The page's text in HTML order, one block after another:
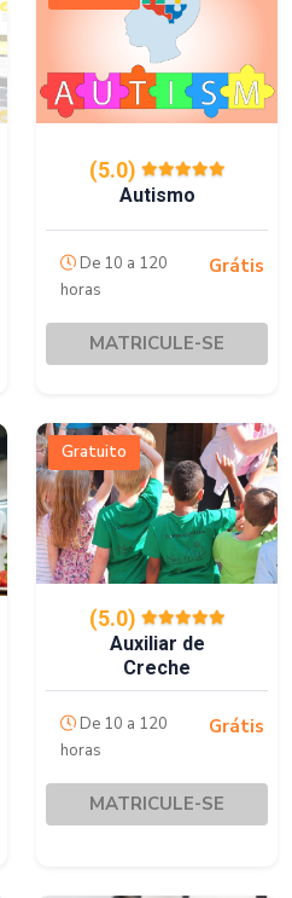
(5.0)
Autismo
De 10 a 120
horas
Grátis
MATRICULE-SE
Gratuito
(5.0)
Auxiliar de
Creche
De 10 a 120
horas
Grátis
MATRICULE-SE